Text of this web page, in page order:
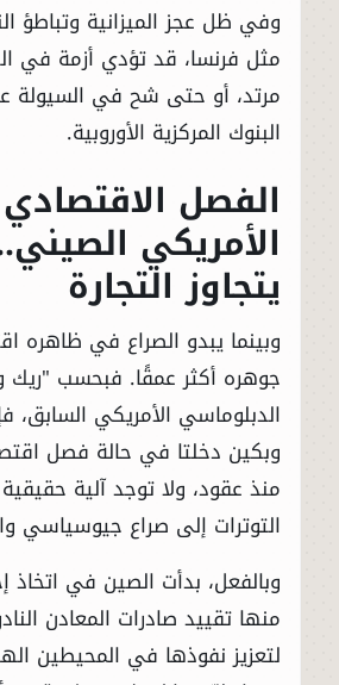
وفي ظل عجز الميزانية وتباطؤ
مثل فرنسا، قد تؤدي أزمة في
مرتد، أو حتى شح في
البنوك المركزية الأوروبية.
الفصل الاقتصادي
الأمريكي
يتجاوز التجارة
وبينما يبدو الصراع في ظاهره
جوهره أكثر عمقًا. فبحسب "ريك
الدبلوماسي الأمريكي
وبكين دخلتا في حالة فصل
منذ عقود، ولا توجد آلية
التوترات إلى صراع جيوسياسي
وبالفعل، بدأت الصين في اتخاذ
منها تقييد صادرات المعادن
لتعزيز نفوذها في المحيطين